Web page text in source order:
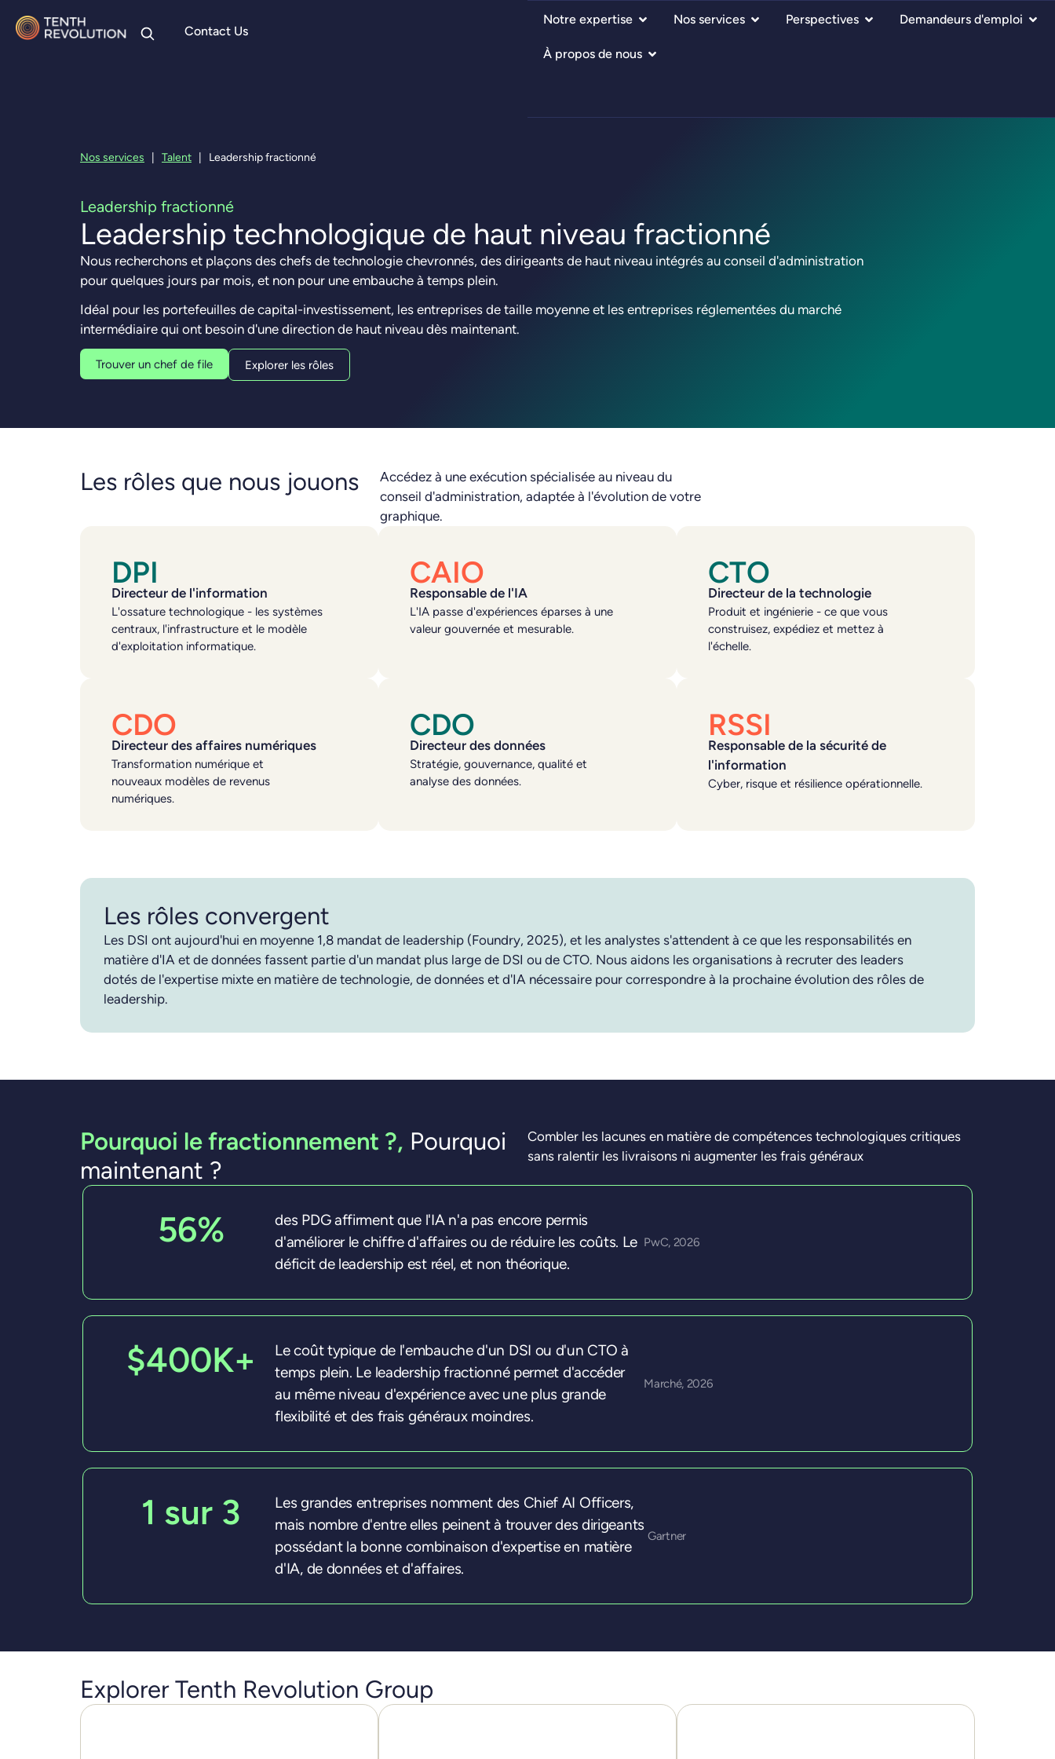
Contact Us
Notre expertise Nos services Perspectives Demandeurs d'emploi
À propos de nous
Nos services Talent Leadership fractionné
Leadership fractionné
Leadership technologique de haut niveau fractionné
Nous recherchons et plaçons des chefs de technologie chevronnés, des dirigeants de haut niveau intégrés au conseil d'administration
pour quelques jours par mois, et non pour une embauche à temps plein.
Idéal pour les portefeuilles de capital-investissement, les entreprises de taille moyenne et les entreprises réglementées du marché
intermédiaire qui ont besoin d'une direction de haut niveau dès maintenant.
Trouver un chef de file Explorer les rôles
Les rôles que nous jouons
Accédez à une exécution spécialisée au niveau du
conseil d'administration, adaptée à l'évolution de votre
graphique.
DPI
Directeur de l'information
L'ossature technologique - les systèmes
centraux, l'infrastructure et le modèle
d'exploitation informatique.
CAIO
Responsable de l'IA
L'IA passe d'expériences éparses à une
valeur gouvernée et mesurable.
CTO
Directeur de la technologie
Produit et ingénierie - ce que vous
construisez, expédiez et mettez à
l'échelle.
CDO
Directeur des affaires numériques
Transformation numérique et
nouveaux modèles de revenus
numériques.
CDO
Directeur des données
Stratégie, gouvernance, qualité et
analyse des données.
RSSI
Responsable de la sécurité de
l'information
Cyber, risque et résilience opérationnelle.
Les rôles convergent
Les DSI ont aujourd'hui en moyenne 1,8 mandat de leadership (Foundry, 2025), et les analystes s'attendent à ce que les responsabilités en
matière d'IA et de données fassent partie d'un mandat plus large de DSI ou de CTO. Nous aidons les organisations à recruter des leaders
dotés de l'expertise mixte en matière de technologie, de données et d'IA nécessaire pour correspondre à la prochaine évolution des rôles de
leadership.
Pourquoi le fractionnement ?, Pourquoi
maintenant ?
Combler les lacunes en matière de compétences technologiques critiques
sans ralentir les livraisons ni augmenter les frais généraux
56%
des PDG affirment que l'IA n'a pas encore permis
d'améliorer le chiffre d'affaires ou de réduire les coûts. Le
déficit de leadership est réel, et non théorique.
PwC, 2026
$400K+
Le coût typique de l'embauche d'un DSI ou d'un CTO à
temps plein. Le leadership fractionné permet d'accéder
au même niveau d'expérience avec une plus grande
flexibilité et des frais généraux moindres.
Marché, 2026
1 sur 3
Les grandes entreprises nomment des Chief AI Officers,
mais nombre d'entre elles peinent à trouver des dirigeants
possédant la bonne combinaison d'expertise en matière
d'IA, de données et d'affaires.
Gartner
Explorer Tenth Revolution Group